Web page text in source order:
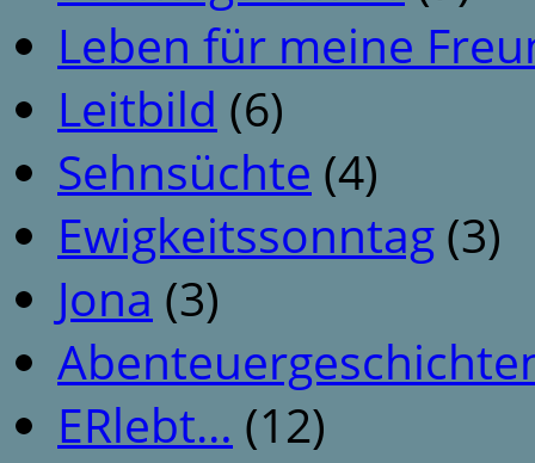
Leben für meine
Leitbild (6)
Sehnsüchte (4)
Ewigkeitssonntag (3)
Jona (3)
ERlebt… (12)